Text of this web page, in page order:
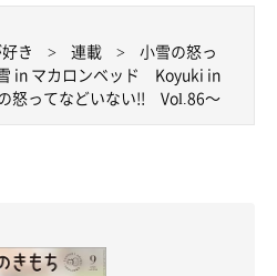
き 連載
小雪の怒っ
in マカロンベッド Koyuki in
怒ってなどいない!! Vol.86～